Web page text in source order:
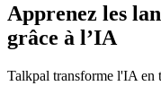
Apprenez les
grâce à l’IA
Talkpal transforme l'IA en